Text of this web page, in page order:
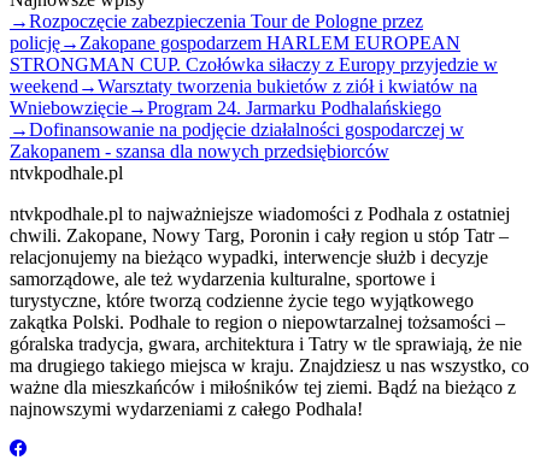
→Rozpoczęcie zabezpieczenia Tour de Pologne przez
policję→ Zakopane gospodarzem HARLEM EUROPEAN
STRONGMAN CUP. Czołówka siłaczy z Europy przyjedzie w
weekend →Warsztaty tworzenia bukietów z ziół i kwiatów na
Wniebowzięcie→Program 24. Jarmarku Podhalańskiego
→Dofinansowanie na podjęcie działalności gospodarczej w
Zakopanem - szansa dla nowych przedsiębiorców
ntvkpodhale.pl
ntvkpodhale.pl to najważniejsze wiadomości z Podhala z ostatniej
chwili. Zakopane, Nowy Targ, Poronin i cały region u stóp Tatr –
relacjonujemy na bieżąco wypadki, interwencje służb i decyzje
samorządowe, ale też wydarzenia kulturalne, sportowe i
turystyczne, które tworzą codzienne życie tego wyjątkowego
zakątka Polski. Podhale to region o niepowtarzalnej tożsamości –
góralska tradycja, gwara, architektura i Tatry w tle sprawiają, że nie
ma drugiego takiego miejsca w kraju. Znajdziesz u nas wszystko, co
ważne dla mieszkańców i miłośników tej ziemi. Bądź na bieżąco z
najnowszymi wydarzeniami z całego Podhala!